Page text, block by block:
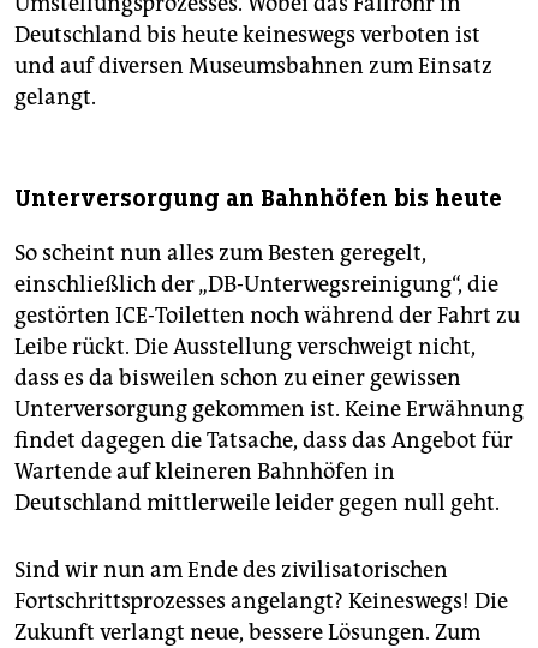
Deutschland bis heute keineswegs verboten ist
und auf diversen Museumsbahnen zum Einsatz
gelangt.
Unterversorgung an Bahnhöfen bis heute
So scheint nun alles zum Besten geregelt,
einschließlich der „DB-Unterwegsreinigung“, die
gestörten ICE-Toiletten noch während der Fahrt zu
Leibe rückt. Die Ausstellung verschweigt nicht,
dass es da bisweilen schon zu einer gewissen
Unterversorgung gekommen ist. Keine Erwähnung
findet dagegen die Tatsache, dass das Angebot für
Wartende auf kleineren Bahnhöfen in
Deutschland mittlerweile leider gegen null geht.
Sind wir nun am Ende des zivilisatorischen
Fortschrittsprozesses angelangt? Keineswegs! Die
Zukunft verlangt neue, bessere Lösungen. Zum